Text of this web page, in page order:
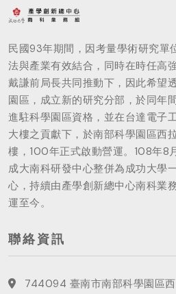
民國93年期間，因考量學術研究單
法與產業有效結合，同時在時任高
戴謙前局長共同推動下，因此希望
園區，成立新的研究分部，於同年
進駐科學園區資格，並在台達電子
大樓之貢獻下，於南部科學園區西
樓，100年正式啟動營運。108年8
成大南科研發中心整併為成功大學
心，持續由產學創新總中心南科業
運至今。
聯絡資訊
744094 臺南市南部科學園區